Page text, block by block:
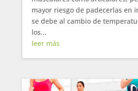
mayor riesgo de padecerlas en
se debe al cambio de
los...
leer más